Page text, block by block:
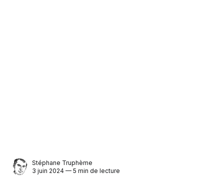
Stéphane Truphème
3 juin 2024 — 5 min de lecture